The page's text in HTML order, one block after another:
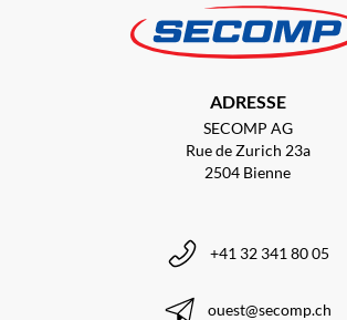
ADRESSE
SECOMP AG
Rue de Zurich 23a
2504 Bienne
+41 32 341 80 05
ouest@secomp.ch